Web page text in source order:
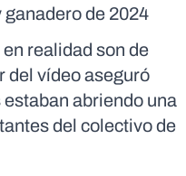
de 2024
realidad son de
del vídeo aseguró
abriendo una
del colectivo de